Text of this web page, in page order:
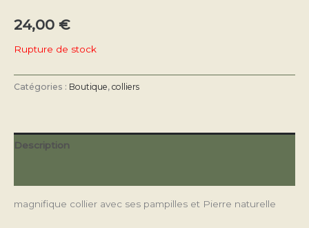
24,00 €
Rupture de stock
Catégories : Boutique, colliers
Description
magnifique collier avec ses pampilles et Pierre naturelle